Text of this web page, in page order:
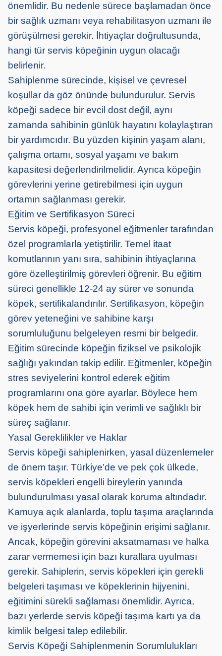
önemlidir. Bu nedenle sürece başlamadan önce
bir sağlık uzmanı veya rehabilitasyon uzmanı ile
görüşülmesi gerekir. İhtiyaçlar doğrultusunda,
hangi tür servis köpeğinin uygun olacağı
belirlenir.
Sahiplenme sürecinde, kişisel ve çevresel
koşullar da göz önünde bulundurulur. Servis
köpeği sadece bir evcil dost değil, aynı
zamanda sahibinin günlük hayatını kolaylaştıran
bir yardımcıdır. Bu yüzden kişinin yaşam alanı,
çalışma ortamı, sosyal yaşamı ve bakım
kapasitesi değerlendirilmelidir. Ayrıca köpeğin
görevlerini yerine getirebilmesi için uygun
ortamın sağlanması gerekir.
Eğitim ve Sertifikasyon Süreci
Servis köpeği, profesyonel eğitmenler tarafından
özel programlarla yetiştirilir. Temel itaat
komutlarının yanı sıra, sahibinin ihtiyaçlarına
göre özelleştirilmiş görevleri öğrenir. Bu eğitim
süreci genellikle 12-24 ay sürer ve sonunda
köpek, sertifikalandırılır. Sertifikasyon, köpeğin
görev yeteneğini ve sahibine karşı
sorumluluğunu belgeleyen resmi bir belgedir.
Eğitim sürecinde köpeğin fiziksel ve psikolojik
sağlığı yakından takip edilir. Eğitmen ler, köpeğin
stres seviyelerini kontrol ederek eğitim
programlarını ona göre ayarlar. Böylece hem
köpek hem de sahibi için verimli ve sağlıklı bir
süreç sağlanır.
Yasal Gereklilikler ve Haklar
Servis köpeği sahiplenirken, yasal düzenlemeler
de önem taşır. Türkiye’de ve pek çok ülkede,
servis köpekleri engelli bireylerin yanında
bulundurulması yasal olarak koruma altındadır.
Kamuya açık alanlarda, toplu taşıma araçlarında
ve işyerlerinde servis köpeğinin erişimi sağlanır.
Ancak, köpeğin görevini aksatmaması ve halka
zarar vermemesi için bazı kurallara uyulması
gerekir. Sahiplerin, servis köpekleri için gerekli
belgeleri taşıması ve köpeklerinin hijyenini,
eğitimini sürekli sağlaması önemlidir. Ayrıca,
bazı yerlerde servis köpeği taşıma kartı ya da
kimlik belgesi talep edilebilir.
Servis Köpeği Sahiplenmenin Sorumlulukları